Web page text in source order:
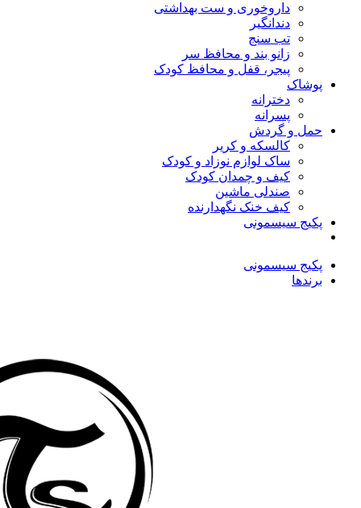
داروخوری و ست بهداشتی
دندانگیر
تب‌ سنج
زانو بند و محافظ سر
پیجر، قفل و محافظ کودک
پوشاک
دخترانه
پسرانه
حمل و گردش
کالسکه و کریر
ساک لوازم نوزاد و کودک
کیف و چمدان کودک
صندلی ماشین
کیف خنک نگهدارنده
پکیج سیسمونی
پکیج سیسمونی
برندها